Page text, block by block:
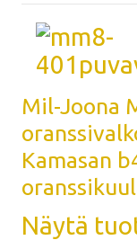
Mil-Joona
Kamasan
Näytä